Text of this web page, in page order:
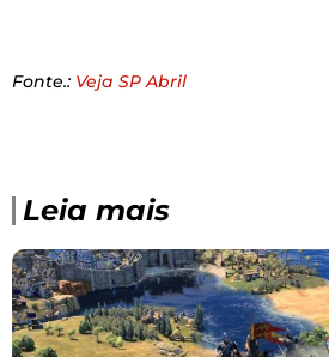
Fonte.: Veja SP Abril
Leia mais